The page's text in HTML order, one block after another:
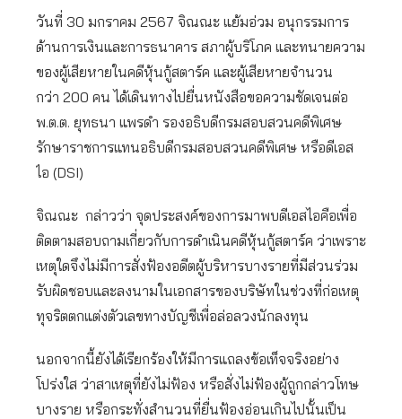
วันที่ 30 มกราคม 2567 จิณณะ แย้มอ่วม อนุกรรมการ
ด้านการเงินและการธนาคาร สภาผู้บริโภค และทนายความ
ของผู้เสียหายในคดีหุ้นกู้สตาร์ค และผู้เสียหายจำนวน
กว่า 200 คน ได้เดินทางไปยื่นหนังสือขอความชัดเจนต่อ
พ.ต.ต. ยุทธนา แพรดำ รองอธิบดีกรมสอบสวนคดีพิเศษ
รักษาราชการแทนอธิบดีกรมสอบสวนคดีพิเศษ หรือดีเอส
ไอ (DSI)
จิณณะ กล่าวว่า จุดประสงค์ของการมาพบดีเอสไอคือเพื่อ
ติดตามสอบถามเกี่ยวกับการดำเนินคดีหุ้นกู้สตาร์ค ว่าเพราะ
เหตุใดจึงไม่มีการสั่งฟ้องอดีตผู้บริหารบางรายที่มีส่วนร่วม
รับผิดชอบและลงนามในเอกสารของบริษัทในช่วงที่ก่อเหตุ
ทุจริตตกแต่งตัวเลขทางบัญชีเพื่อล่อลวงนักลงทุน
นอกจากนี้ยังได้เรียกร้องให้มีการแถลงข้อเท็จจริงอย่าง
โปร่งใส ว่าสาเหตุที่ยังไม่ฟ้อง หรือสั่งไม่ฟ้องผู้ถูกกล่าวโทษ
บางราย หรือกระทั่งสำนวนที่ยื่นฟ้องอ่อนเกินไปนั้นเป็น